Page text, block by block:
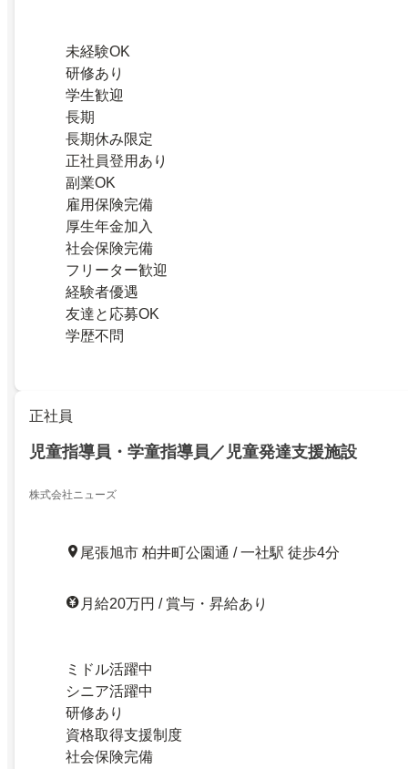
未経験OK
研修あり
学生歓迎
長期
長期休み限定
正社員登用あり
副業OK
雇用保険完備
厚生年金加入
社会保険完備
フリーター歓迎
経験者優遇
友達と応募OK
学歴不問
正社員
児童指導員・学童指導員／児童発達支援施設
株式会社ニューズ
尾張旭市 柏井町公園通 / 一社駅 徒歩4分
月給20万円 / 賞与・昇給あり
ミドル活躍中
シニア活躍中
研修あり
資格取得支援制度
社会保険完備